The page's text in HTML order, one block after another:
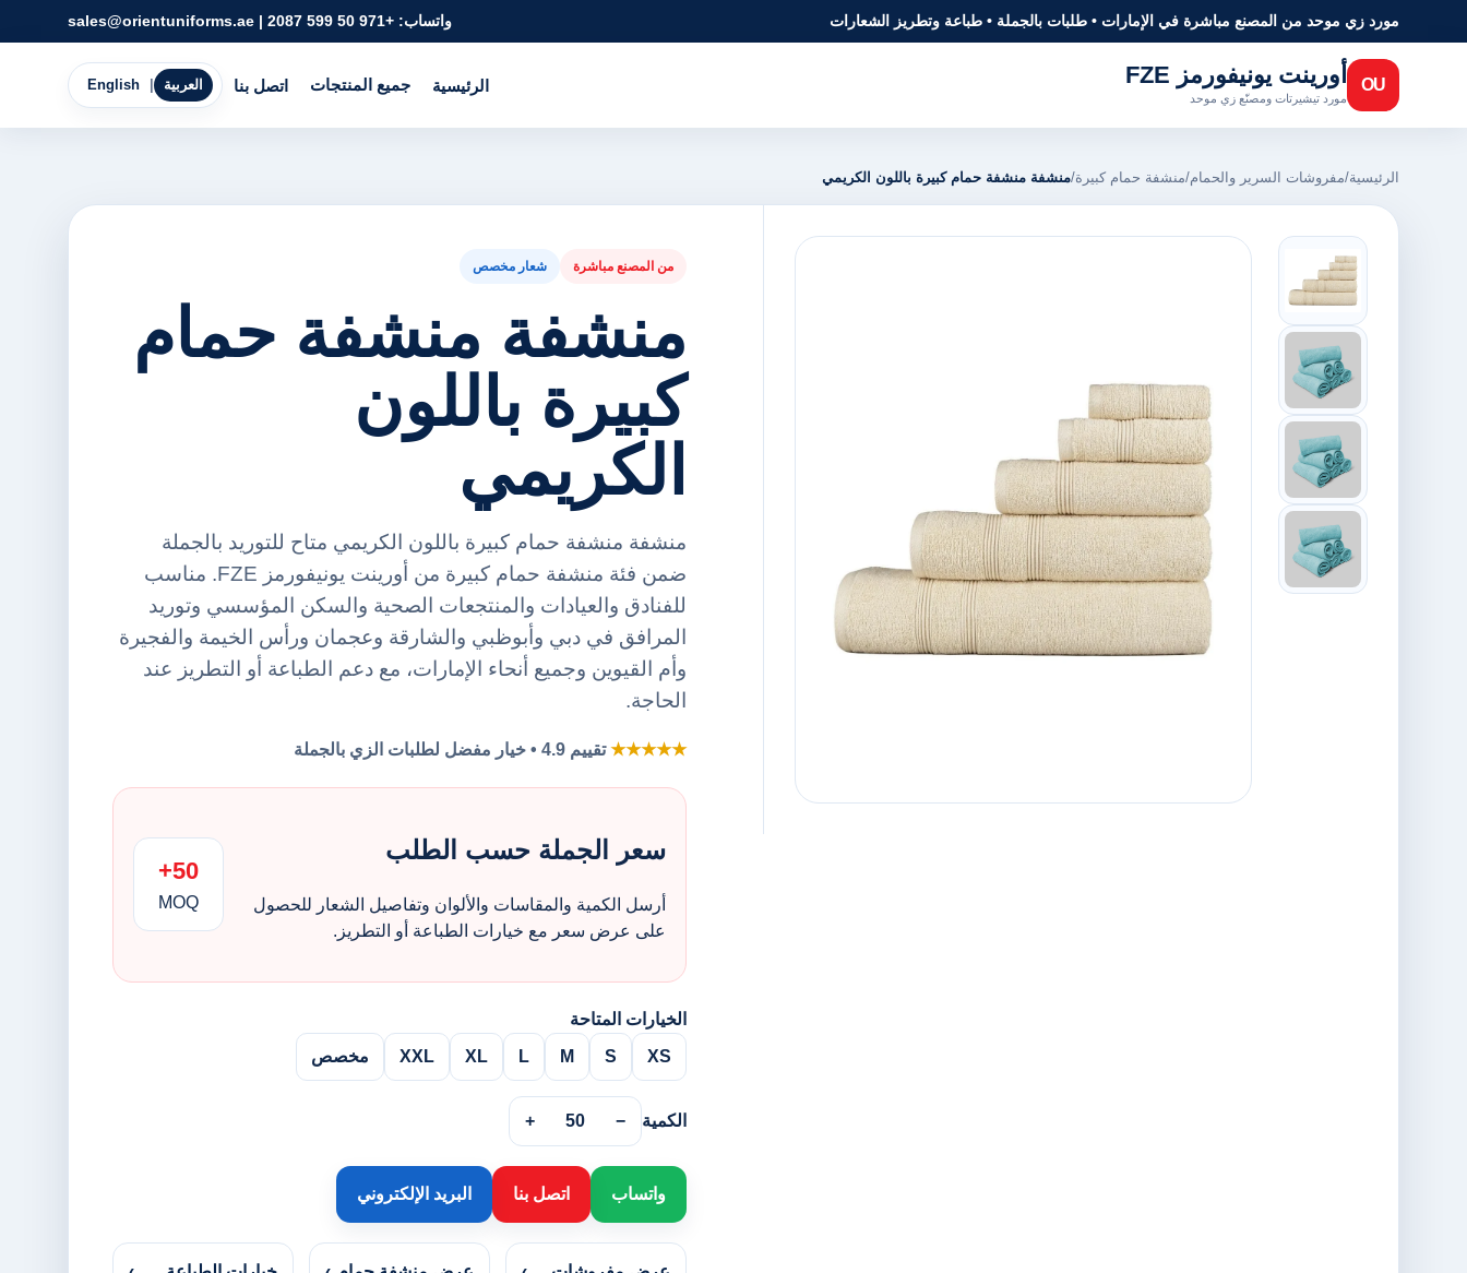
مورد زي موحد من المصنع مباشرة في الإمارات • طلبات بالجملة • طباعة وتطريز الشعارات واتساب: +971 50 599 2087
|
sales@orientuniforms.ae
OU أورينت يونيفورمز FZE
مورد تيشيرتات ومصنّع زي موحد
الرئيسية جميع المنتجات اتصل بنا English العربية
الرئيسية/مفروشات السرير والحمام/منشفة حمام كبيرة/منشفة منشفة حمام كبيرة باللون الكريمي
من المصنع مباشرة شعار مخصص
منشفة منشفة حمام
كبيرة باللون
الكريمي
منشفة منشفة حمام كبيرة باللون الكريمي متاح للتوريد بالجملة
ضمن فئة منشفة حمام كبيرة من أورينت يونيفورمز FZE. مناسب
للفنادق والعيادات والمنتجعات الصحية والسكن المؤسسي وتوريد
المرافق في دبي وأبوظبي والشارقة وعجمان ورأس الخيمة والفجيرة
وأم القيوين وجميع أنحاء الإمارات، مع دعم الطباعة أو التطريز عند
الحاجة.
★★★★★تقييم 4.9 • خيار مفضل لطلبات الزي بالجملة
سعر الجملة حسب الطلب
أرسل الكمية والمقاسات والألوان وتفاصيل الشعار للحصول
على عرض سعر مع خيارات الطباعة أو التطريز.
50+
MOQ
الخيارات المتاحة
XS
S
M
L
XL
XXL مخصص
الكمية −
50
+
واتساب اتصل بنا البريد الإلكتروني